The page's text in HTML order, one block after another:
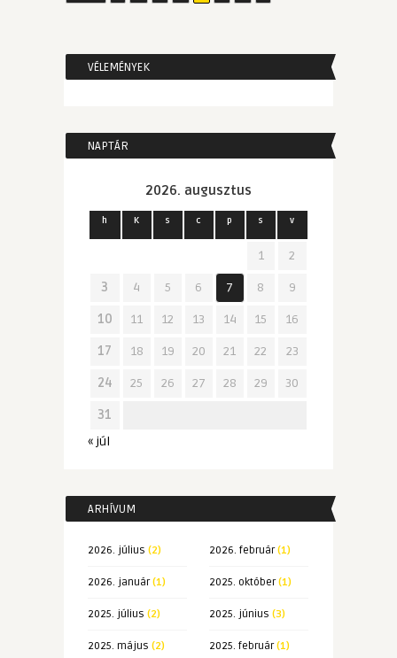
VÉLEMÉNYEK
NAPTÁR
2026. augusztus
h K s c p s v
1 2
3 4 5 6 7 8 9
10 11 12 13 14 15 16
17 18 19 20 21 22 23
24 25 26 27 28 29 30
31
« júl
ARHÍVUM
2026. július (2) 2026. február(1)
2026. január(1) 2025. október(1)
2025. július (2) 2025. június (3)
2025. május (2) 2025. február(1)